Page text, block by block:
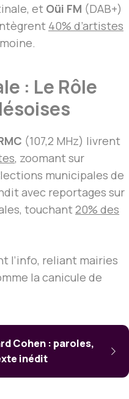
et Oüi FM (DAB+)
40% d’artistes
: Le Rôle
(107,2 MHz) livrent
, zoomant sur
municipales de
avec reportages sur
touchant20% des
l’info, reliant mairies
la canicule de
Cohen : paroles,
inédit